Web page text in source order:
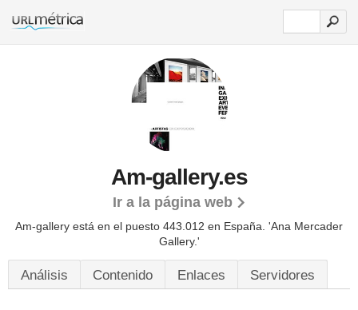
Am-gallery.es
Ir a la página web
Am-gallery está en el puesto 443.012 en España. 'Ana Mercader
Gallery.'
Análisis Contenido Enlaces Servidores